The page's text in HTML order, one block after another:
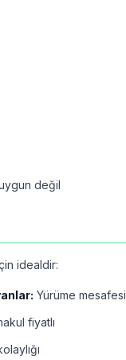
değil
idealdir:
Yürüme
fiyatlı